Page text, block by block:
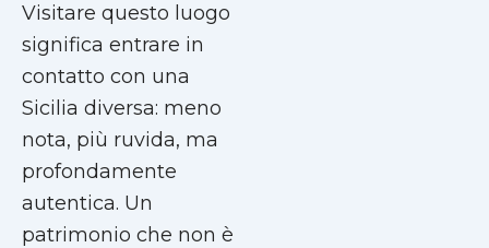
Visitare questo luogo
significa entrare in
contatto con una
Sicilia diversa: meno
nota, più ruvida, ma
profondamente
autentica. Un
patrimonio che non è